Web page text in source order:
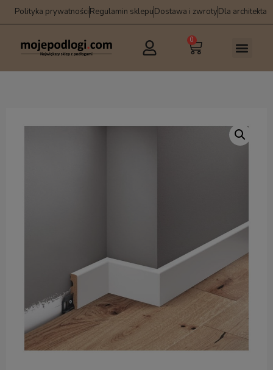
Polityka prywatnościRegulamin sklepuDostawa i zwrotyDla architekta
0